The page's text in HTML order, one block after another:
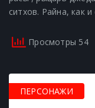
ситхов. Райна, как
Просмотры 54
ПЕРСОНАЖИ